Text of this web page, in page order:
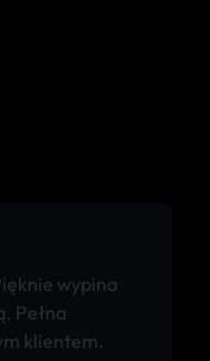
wypina
Pełna
klientem.